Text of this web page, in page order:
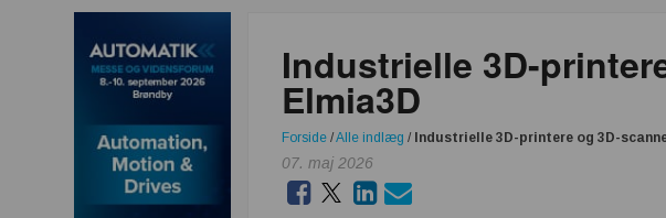
Industrielle 3D-
Elmia3D
Forside /Alle indlæg / Industrielle 3D-printere og 3D-
07. maj 2026